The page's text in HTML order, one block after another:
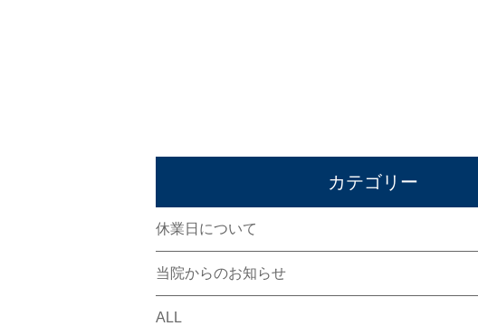
カテゴリー
休業日について
当院からのお知らせ
ALL